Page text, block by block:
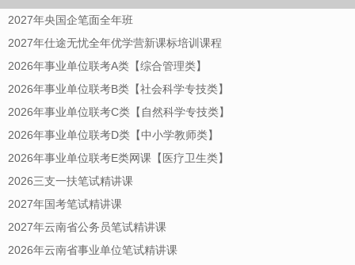
2027年央国企笔面全年班
2027年仕途无忧全年优学营新课标培训课程
2026年事业单位联考A类【综合管理类】
2026年事业单位联考B类【社会科学专技类】
2026年事业单位联考C类【自然科学专技类】
2026年事业单位联考D类【中小学教师类】
2026年事业单位联考E类网课【医疗卫生类】
2026三支一扶笔试精讲课
2027年国考笔试精讲课
2027年云南省公务员笔试精讲课
2026年云南省事业单位笔试精讲课